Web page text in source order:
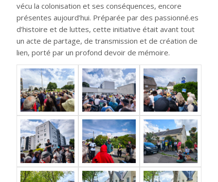
vécu la colonisation et ses conséquences, encore
présentes aujourd’hui. Préparée par des passionné.es
d’histoire et de luttes, cette initiative était avant tout
un acte de partage, de transmission et de création de
lien, porté par un profond devoir de mémoire.